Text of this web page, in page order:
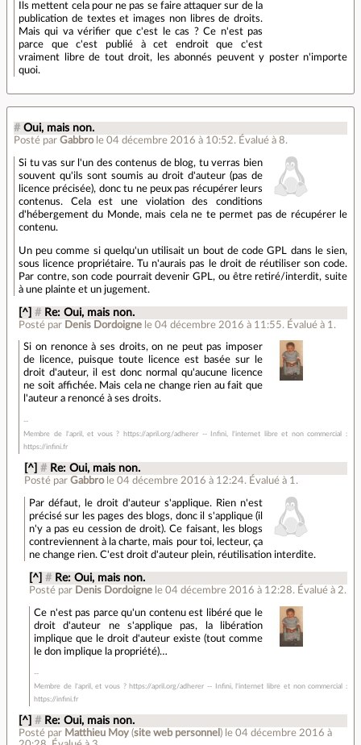
Ils mettent cela pour ne pas se faire attaquer sur de la
publication de textes et images non libres de droits.
Mais qui va vérifier que c'est le cas ? Ce n'est pas
parce que c'est publié à cet endroit que c'est
vraiment libre de tout droit, les abonnés peuvent y poster n'importe
quoi.
# Oui, mais non.
Posté par Gabbro le 04 décembre 2016 à 10:52. Évalué à 8.
Si tu vas sur l'un des contenus de blog, tu verras bien
souvent qu'ils sont soumis au droit d'auteur (pas de
licence précisée), donc tu ne peux pas récupérer leurs
contenus. Cela est une violation des conditions
d'hébergement du Monde, mais cela ne te permet pas de récupérer le
contenu.
Un peu comme si quelqu'un utilisait un bout de code GPL dans le sien,
sous licence propriétaire. Tu n'aurais pas le droit de réutiliser son code.
Par contre, son code pourrait devenir GPL, ou être retiré/interdit, suite
à une plainte et un jugement.
[^] # Re: Oui, mais non.
Posté par Denis Dordoigne le 04 décembre 2016 à 11:55. Évalué à 1 .
Si on renonce à ses droits, on ne peut pas imposer
de licence, puisque toute licence est basée sur le
droit d'auteur, il est donc normal qu'aucune licence
ne soit affichée. Mais cela ne change rien au fait que
l'auteur a renoncé à ses droits.
Membre de l'april, et vous ? https://april.org/adherer -- Infini, l'internet libre et non commercial :
https://infini.fr
[^] # Re: Oui, mais non.
Posté par Gabbro le 04 décembre 2016 à 12:24. Évalué à 1 .
Par défaut, le droit d'auteur s'applique. Rien n'est
précisé sur les pages des blogs, donc il s'applique (il
n'y a pas eu cession de droit). Ce faisant, les blogs
contreviennent à la charte, mais pour toi, lecteur, ça
ne change rien. C'est droit d'auteur plein, réutilisation interdite.
[^] # Re: Oui, mais non.
Posté par Denis Dordoigne le 04 décembre 2016 à 12:28. Évalué à 2.
Ce n'est pas parce qu'un contenu est libéré que le
droit d'auteur ne s'applique pas, la libération
implique que le droit d'auteur existe (tout comme
le don implique la propriété)…
Membre de l'april, et vous ? https://april.org/adherer -- Infini, l'internet libre et non commercial :
https://infini.fr
[^] # Re: Oui, mais non.
Posté par Matthieu Moy (site web personnel ) le 04 décembre 2016 à